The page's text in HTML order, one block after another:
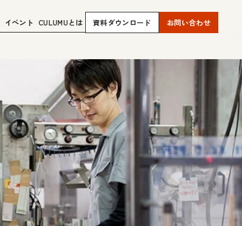
イベント CULUMUとは 資料ダウンロード お問い合わせ